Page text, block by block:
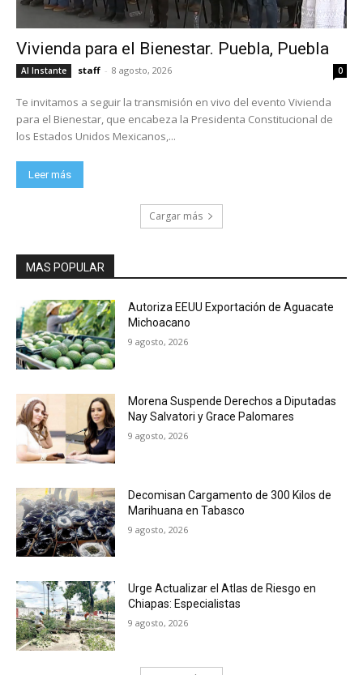
Vivienda para el Bienestar. Puebla, Puebla
Al Instante staff - 8 agosto, 2026 0
Te invitamos a seguir la transmisión en vivo del evento Vivienda
para el Bienestar, que encabeza la Presidenta Constitucional de
los Estados Unidos Mexicanos,...
Leer más
Cargar más
MAS POPULAR
Autoriza EEUU Exportación de Aguacate
Michoacano
9 agosto, 2026
Morena Suspende Derechos a Diputadas
Nay Salvatori y Grace Palomares
9 agosto, 2026
Decomisan Cargamento de 300 Kilos de
Marihuana en Tabasco
9 agosto, 2026
Urge Actualizar el Atlas de Riesgo en
Chiapas: Especialistas
9 agosto, 2026